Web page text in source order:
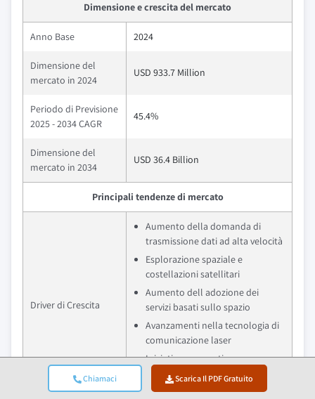
Chiamaci Scarica Il PDF Gratuito
Dimensione e crescita del mercato
Anno Base 2024
Dimensione del
mercato in 2024
USD 933.7 Million
Periodo di Previsione
2025 - 2034 CAGR
45.4%
Dimensione del
mercato in 2034
USD 36.4 Billion
Principali tendenze di mercato
Driver di Crescita
Aumento della domanda di
trasmissione dati ad alta velocità
Esplorazione spaziale e
costellazioni satellitari
Aumento dell adozione dei
servizi basati sullo spazio
Avanzamenti nella tecnologia di
comunicazione laser
Iniziative governative e
investimenti